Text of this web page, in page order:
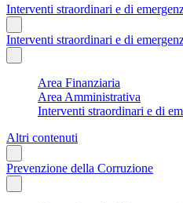
Interventi straordinari e di
Interventi straordinari e di
Area Finanziaria
Area Amministrativa
Interventi straordinari e di
Altri contenuti
Prevenzione della Corruzione